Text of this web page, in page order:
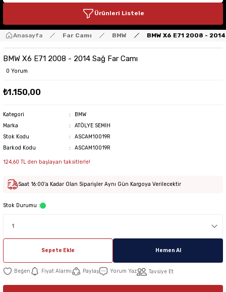
Ürünleri Listele
Anasayfa Far Camı BMW BMW X6 E71 2008 -
BMW X6 E71 2008 - 2014 Sağ Far Camı
0 Yorum
₺1.150,00
Kategori
BMW
Marka
ATÖLYE SEMİH
Stok Kodu
ASCAM10019R
Barkod Kodu
ASCAM10019R
124,60 TL den başlayan taksitlerle!
Saat 16:00'a Kadar Olan Siparişler Aynı Gün Kargoya Verilecektir
Stok Durumu :
Sepete Ekle Hemen Al
Fiyat Alarmı Paylaş Yorum Yaz Tavsiye Et